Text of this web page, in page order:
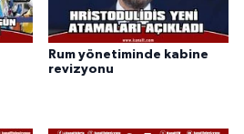
Rum yönetiminde kabine
revizyonu